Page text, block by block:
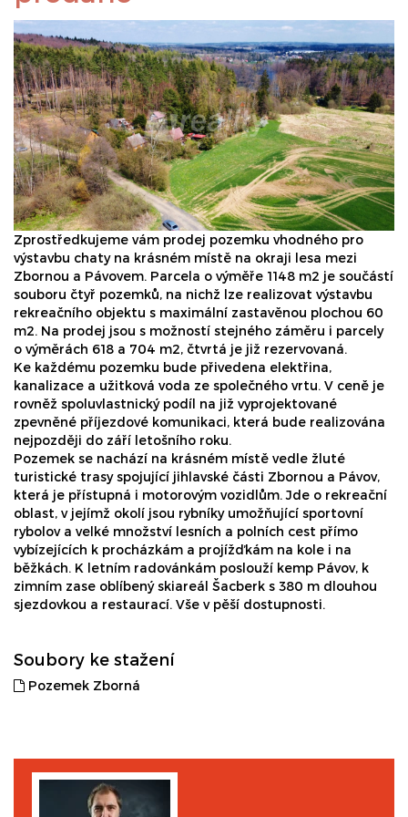
Zprostředkujeme vám prodej pozemku vhodného pro
výstavbu chaty na krásném místě na okraji lesa mezi
Zbornou a Pávovem. Parcela o výměře 1148 m2 je součástí
souboru čtyř pozemků, na nichž lze realizovat výstavbu
rekreačního objektu s maximální zastavěnou plochou 60
m2. Na prodej jsou s možností stejného záměru i parcely
o výměrách 618 a 704 m2, čtvrtá je již rezervovaná.
Ke každému pozemku bude přivedena elektřina,
kanalizace a užitková voda ze společného vrtu. V ceně je
rovněž spoluvlastnický podíl na již vyprojektované
zpevněné příjezdové komunikaci, která bude realizována
nejpozději do září letošního roku.
Pozemek se nachází na krásném místě vedle žluté
turistické trasy spojující jihlavské části Zbornou a Pávov,
která je přístupná i motorovým vozidlům. Jde o rekreační
oblast, v jejímž okolí jsou rybníky umožňující sportovní
rybolov a velké množství lesních a polních cest přímo
vybízejících k procházkám a projížďkám na kole i na
běžkách. K letním radovánkám poslouží kemp Pávov, k
zimním zase oblíbený skiareál Šacberk s 380 m dlouhou
sjezdovkou a restaurací. Vše v pěší dostupnosti.
Soubory ke stažení
Pozemek Zborná